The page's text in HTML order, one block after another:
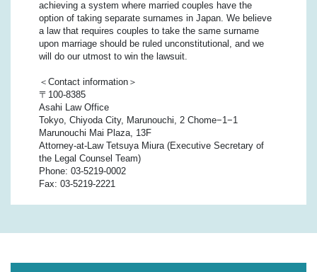
achieving a system where married couples have the
option of taking separate surnames in Japan. We believe
a law that requires couples to take the same surname
upon marriage should be ruled unconstitutional, and we
will do our utmost to win the lawsuit.
＜Contact information＞
〒100-8385
Asahi Law Office
Tokyo, Chiyoda City, Marunouchi, 2 Chome−1−1
Marunouchi Mai Plaza, 13F
Attorney-at-Law Tetsuya Miura (Executive Secretary of
the Legal Counsel Team)
Phone: 03-5219-0002
Fax: 03-5219-2221